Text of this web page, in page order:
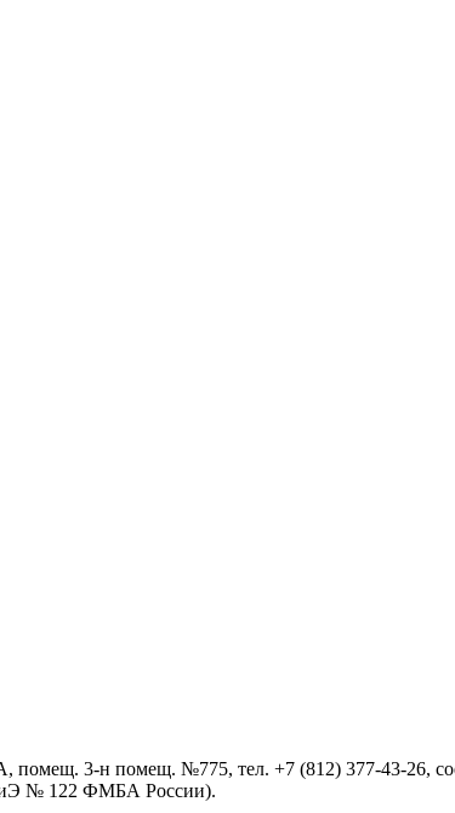
3-н помещ. №775, тел. +7 (812) 377-43-26,
№ 122 ФМБА России).